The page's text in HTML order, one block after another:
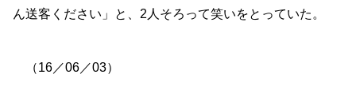
ん送客ください」と、2人そろって笑いをとっていた。
（16／06／03）